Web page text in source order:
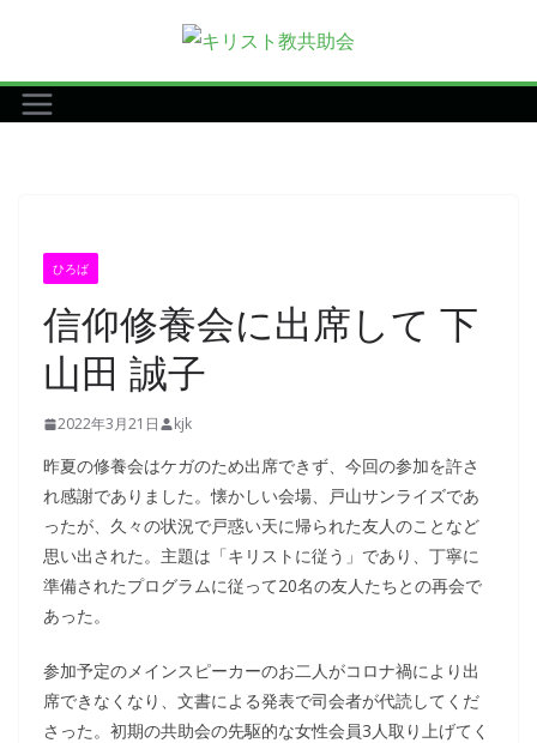
テ
ン
ひろば
信仰修養会に出席して 下
山田 誠子
2022年3月21日 kjk
昨夏の修養会はケガのため出席できず、今回の参加を許さ
れ感謝でありました。懐かしい会場、戸山サンライズであ
ったが、久々の状況で戸惑い天に帰られた友人のことなど
思い出された。主題は「キリストに従う」であり、丁寧に
準備されたプログラムに従って20名の友人たちとの再会で
あった。
参加予定のメインスピーカーのお二人がコロナ禍により出
席できなくなり、文書による発表で司会者が代読してくだ
さった。初期の共助会の先駆的な女性会員3人取り上げてく